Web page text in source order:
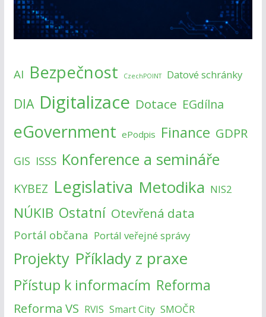
AI Bezpečnost CzechPOINT Datové schránky
DIA Digitalizace Dotace EGdílna
eGovernment ePodpis Finance GDPR
GIS ISSS Konference a semináře
KYBEZ Legislativa Metodika NIS2
NÚKIB Ostatní Otevřená data
Portál občana Portál veřejné správy
Projekty Příklady z praxe
Přístup k informacím Reforma
Reforma VS RVIS Smart City SMOČR